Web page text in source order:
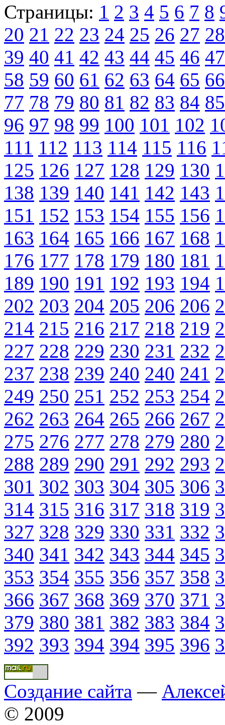
Страницы: 1 2 3 4 5 6 7 8
20 21 22 23 24 25 26 27 28
39 40 41 42 43 44 45 46 47
58 59 60 61 62 63 64 65 66
77 78 79 80 81 82 83 84 85
96 97 98 99 100 101 102
111 112 113 114 115 116
125 126 127 128 129 130
138 139 140 141 142 143
151 152 153 154 155 156
163 164 165 166 167 168
176 177 178 179 180 181
189 190 191 192 193 194
202 203 204 205 206 206
214 215 216 217 218 219
227 228 229 230 231 232
237 238 239 240 240 241
249 250 251 252 253 254
262 263 264 265 266 267
275 276 277 278 279 280
288 289 290 291 292 293
301 302 303 304 305 306
314 315 316 317 318 319
327 328 329 330 331 332
340 341 342 343 344 345
353 354 355 356 357 358
366 367 368 369 370 371
379 380 381 382 383 384
392 393 394 394 395 396
Создание сайта —
© 2009